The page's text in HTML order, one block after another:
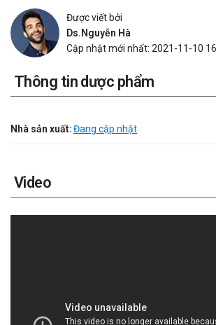
Được viết bởi
Ds.Nguyễn Hà
Cập nhật mới nhất: 2021-11-10
Thông tin dược phẩm
Nhà sản xuất:Đang cập nhật
Video